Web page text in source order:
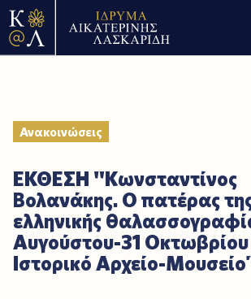
Ανακοινώσεις
ΕΚΘΕΣΗ "Κωνσταντίνος
Βολανάκης. Ο πατέρας
ελληνικής
Αυγούστου-31
Ιστορικό Αρχείο-